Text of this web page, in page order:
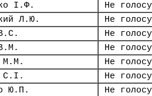
І.Ф.
Не
Л.Ю.
Не
Не
Не
М.М.
Не
С.І.
Не
Ю.П.
Не